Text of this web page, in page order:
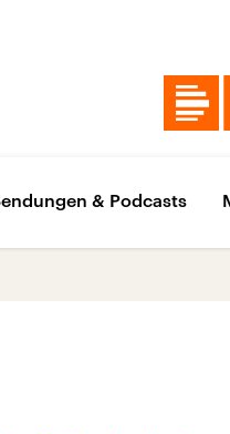
& Podcasts